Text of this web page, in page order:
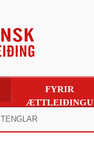
TENGLAR
FYRIR
ÆTTLEIÐINGU